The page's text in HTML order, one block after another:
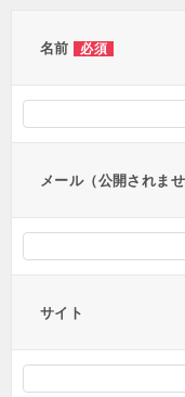
名前 必須
メール（公開されま
サイト